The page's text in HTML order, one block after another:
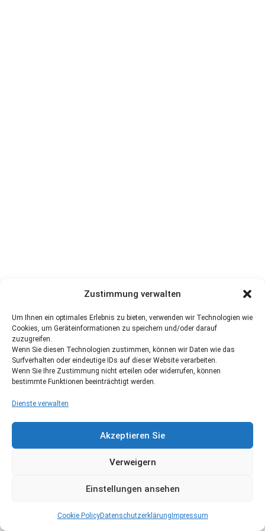
Zustimmung verwalten
Um Ihnen ein optimales Erlebnis zu bieten, verwenden wir Technologien wie
Cookies, um Geräteinformationen zu speichern und/oder darauf
zuzugreifen.
Wenn Sie diesen Technologien zustimmen, können wir Daten wie das
Surfverhalten oder eindeutige IDs auf dieser Website verarbeiten.
Wenn Sie Ihre Zustimmung nicht erteilen oder widerrufen, können
bestimmte Funktionen beeinträchtigt werden.
Dienste verwalten
Akzeptieren Sie
Verweigern
Einstellungen ansehen
Cookie PolicyDatenschutzerklärung Impressum